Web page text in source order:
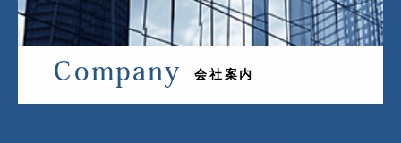
Company 会社案内